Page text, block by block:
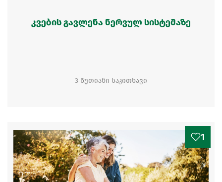
კვების გავლენა ნერვულ სისტემაზე
3 წუთიანი საკითხავი
1